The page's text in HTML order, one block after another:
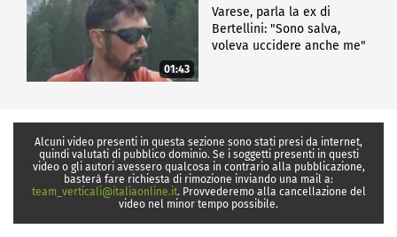
01:43
Varese, parla la ex di
Bertellini: "Sono salva,
voleva uccidere anche me"
Alcuni video presenti in questa sezione sono stati presi da internet,
quindi valutati di pubblico dominio. Se i soggetti presenti in questi
video o gli autori avessero qualcosa in contrario alla pubblicazione,
basterà fare richiesta di rimozione inviando una mail a:
team_verticali@italiaonline.it. Provvederemo alla cancellazione del
video nel minor tempo possibile.